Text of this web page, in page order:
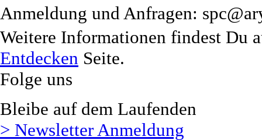
Anmeldung und Anfragen:
Weitere Informationen findest Du
Entdecken Seite.
Folge uns
Bleibe auf dem Laufenden
> Newsletter Anmeldung